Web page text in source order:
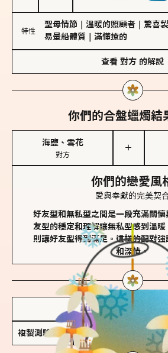
特性
聖母情節 溫暖的照顧者 驚喜
易暈船體質
滿懂撩的
查看 對方 的解說
你們的合盤蠟燭結
海鹽、雪花
對方
＋
你們的戀愛風
愛與奉獻的完美契
好友型和無私型之間是一段充滿關
友型的穩定和理解讓無私型感到溫
則讓好友型得到滿足。這樣的配對
和深情。
儲存我的結果圖
複製測驗連結 查看香氛類